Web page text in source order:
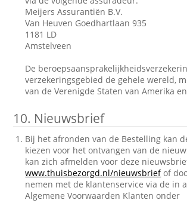
Meijers Assurantiën B.V.
Van Heuven Goedhartlaan 935
1181 LD
Amstelveen
De
verzekeringsgebied de gehele wereld,
van de Verenigde Staten van Amerika
10. Nieuwsbrief
Bij het afronden van de Bestelling kan
kiezen voor het ontvangen van de
kan zich afmelden voor deze
www.thuisbezorgd.nl/nieuwsbriefof
nemen met de klantenservice via de in
Algemene Voorwaarden Klanten onder